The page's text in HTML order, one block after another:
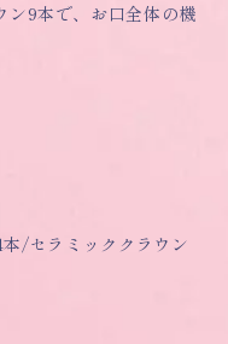
ン9本で、お口全体の機
/セラミッククラウン